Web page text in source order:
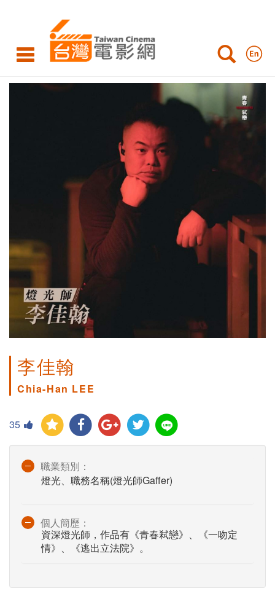
李佳翰
Chia-Han LEE
35
職業類別：
燈光、職務名稱(燈光師Gaffer)
個人簡歷：
資深燈光師，作品有《青春弒戀》、《一吻定
情》、《逃出立法院》。